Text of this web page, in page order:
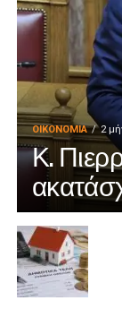
ΟΙΚΟΝΟΜΊΑ 2
Κ.